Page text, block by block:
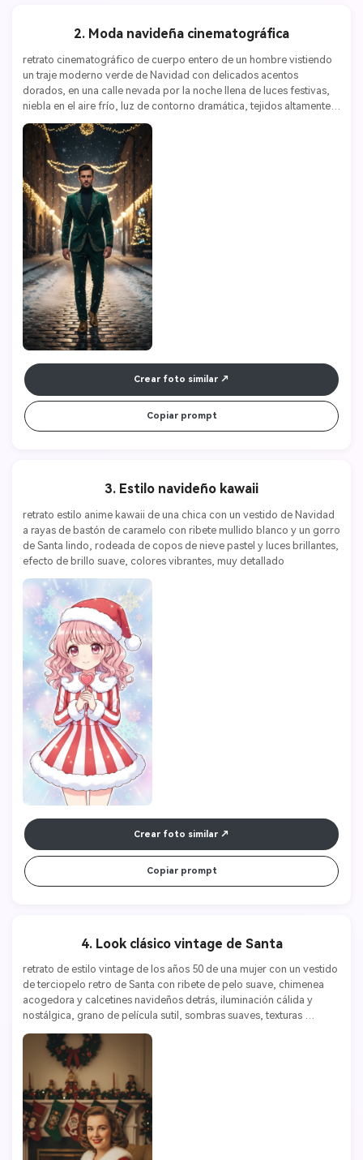
2. Moda navideña cinematográfica
retrato cinematográfico de cuerpo entero de un hombre vistiendo
un traje moderno verde de Navidad con delicados acentos
dorados, en una calle nevada por la noche llena de luces festivas,
niebla en el aire frío, luz de contorno dramática, tejidos altamente
detallados, ultra nítido, 8k
Crear foto similar
Copiar prompt
3. Estilo navideño kawaii
retrato estilo anime kawaii de una chica con un vestido de Navidad
a rayas de bastón de caramelo con ribete mullido blanco y un gorro
de Santa lindo, rodeada de copos de nieve pastel y luces brillantes,
efecto de brillo suave, colores vibrantes, muy detallado
Crear foto similar
Copiar prompt
4. Look clásico vintage de Santa
retrato de estilo vintage de los años 50 de una mujer con un vestido
de terciopelo retro de Santa con ribete de pelo suave, chimenea
acogedora y calcetines navideños detrás, iluminación cálida y
nostálgica, grano de película sutil, sombras suaves, texturas
detalladas, alta resolución